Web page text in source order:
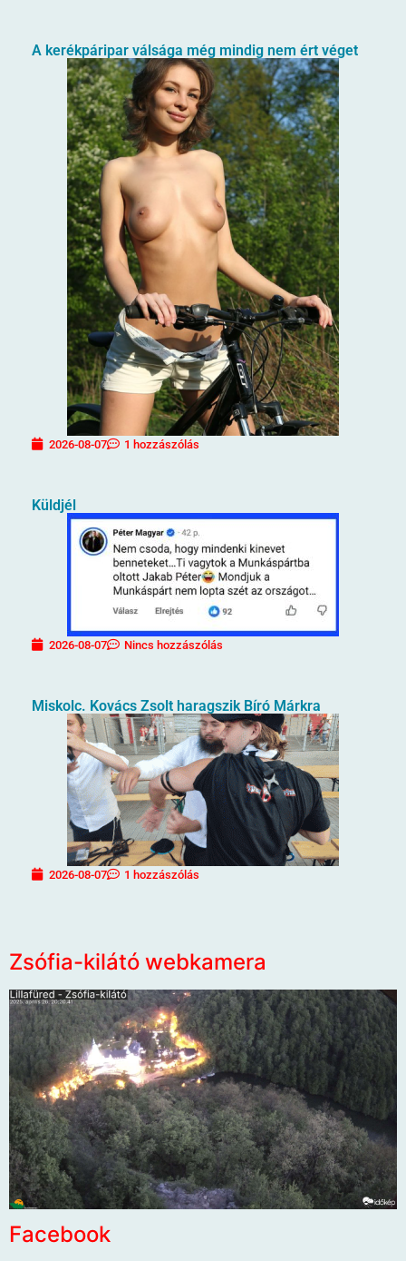
A kerékpáripar válsága még mindig nem ért véget
2026-08-07 1 hozzászólás
Küldjél
2026-08-07 Nincs hozzászólás
Miskolc. Kovács Zsolt haragszik Bíró Márkra
2026-08-07 1 hozzászólás
Zsófia-kilátó webkamera
Facebook